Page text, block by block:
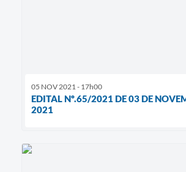
05 NOV 2021 - 17h00
EDITAL Nº.65/2021 DE 03 DE
2021